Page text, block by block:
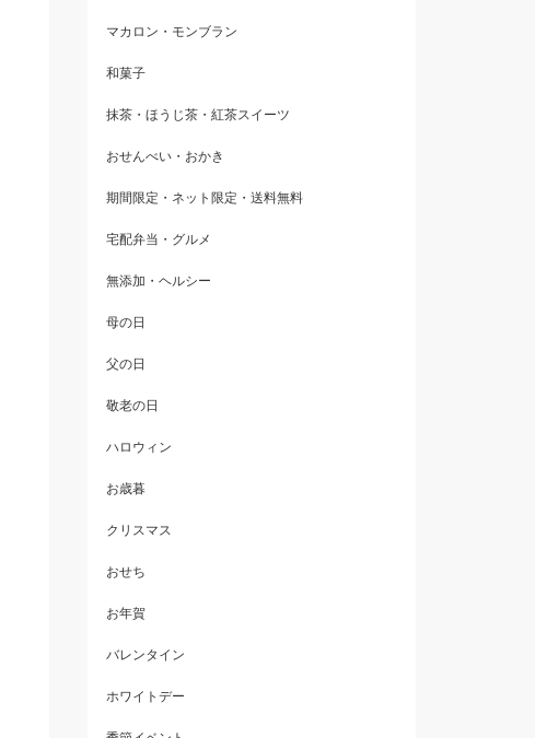
マカロン・モンブラン
和菓子
抹茶・ほうじ茶・紅茶スイーツ
おせんべい・おかき
期間限定・ネット限定・送料無料
宅配弁当・グルメ
無添加・ヘルシー
母の日
父の日
敬老の日
ハロウィン
お歳暮
クリスマス
おせち
お年賀
バレンタイン
ホワイトデー